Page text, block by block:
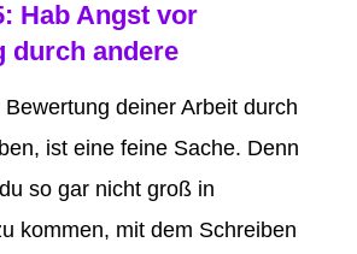
Hab Angst vor
durch andere
deiner Arbeit durch
ist eine feine Sache. Denn
so gar nicht groß in
kommen, mit dem Schreiben